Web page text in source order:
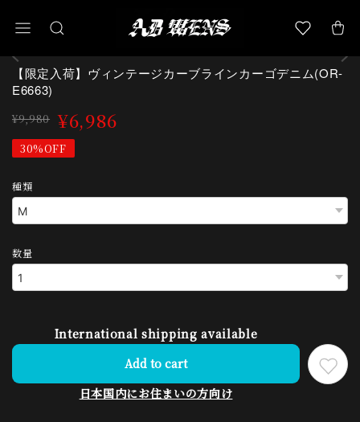
【限定入荷】ヴィンテージカーブラインカーゴデニム(OR-
E6663)
¥9,980 ¥6,986
30%OFF
種類
数量
International shipping available
Add to cart
日本国内にお住まいの方向け